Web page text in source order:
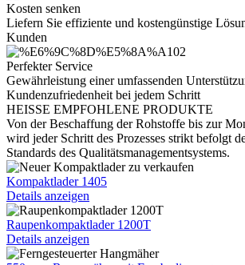
Kosten senken
Liefern Sie effiziente und kostengünstige
Kunden
Perfekter Service
Gewährleistung einer umfassenden
Kundenzufriedenheit bei jedem Schritt
HEISSE EMPFOHLENE PRODUKTE
Von der Beschaffung der Rohstoffe bis zur
wird jeder Schritt des Prozesses strikt befolgt
Standards des Qualitätsmanagementsystems.
Kompaktlader 1405
Details anzeigen
Raupenkompaktlader 1200T
Details anzeigen